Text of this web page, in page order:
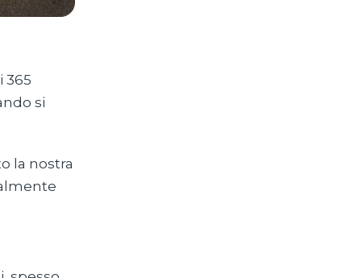
365
si
la nostra